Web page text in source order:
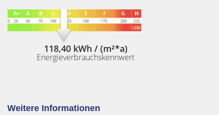
118,40 kWh / (m²*a)
Energieverbrauchskennwert
Weitere Informationen